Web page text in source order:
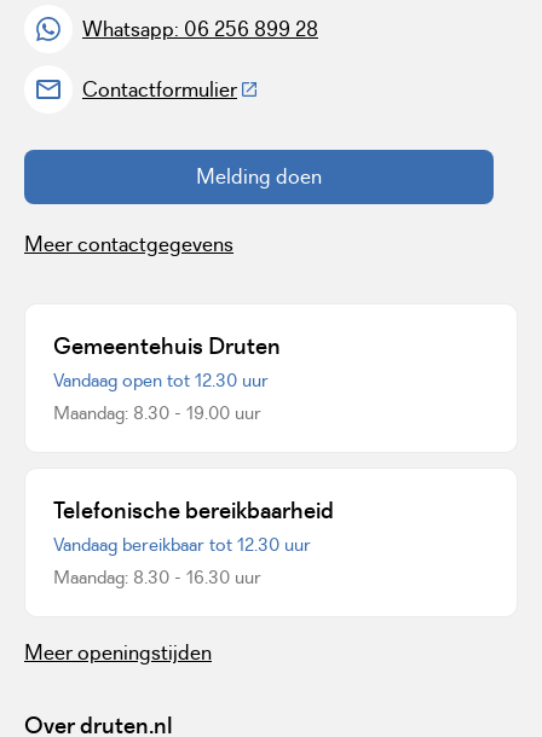
Whatsapp: 06 256 899 28
Contactformulier(Deze link gaat naar een externe
Melding doen
Meer contactgegevens
Gemeentehuis Druten
Vandaag open tot 12.30 uur
Maandag: 8.30 - 19.00 uur
Telefonische bereikbaarheid
Vandaag bereikbaar tot 12.30 uur
Maandag: 8.30 - 16.30 uur
Meer openingstijden
Over druten.nl